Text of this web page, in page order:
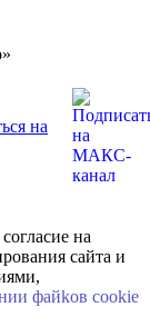
на
сайта и
файkов cookie